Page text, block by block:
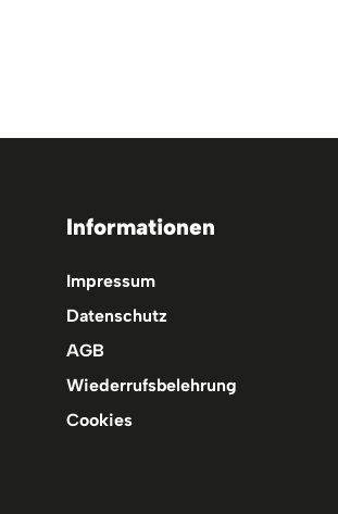
Informationen
Impressum
Datenschutz
AGB
Wiederrufsbelehrung
Cookies